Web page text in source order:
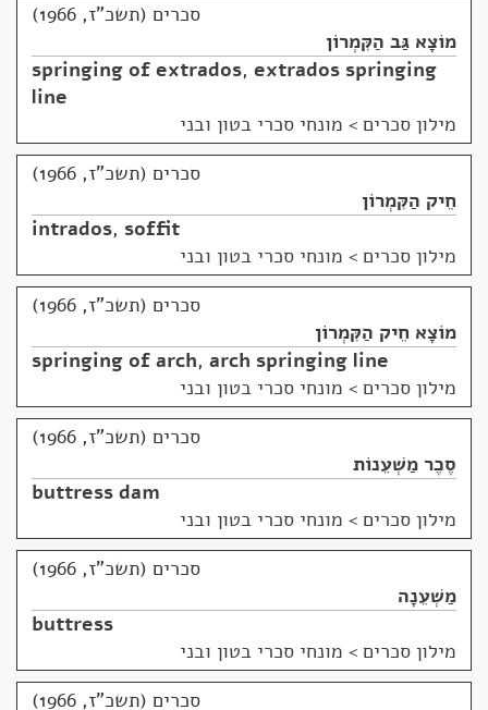
סכרים (תשכ"ז, 1966)
מוֹצָא גַּב הַקִּמְרוֹן
springing of extrados, extrados springing
line
מילון סכרים > מונחי סכרי בטון ובני
סכרים (תשכ"ז, 1966)
חֵיק הַקִּמְרוֹן
intrados, soffit
מילון סכרים > מונחי סכרי בטון ובני
סכרים (תשכ"ז, 1966)
מוֹצָא חֵיק הַקִּמְרוֹן
springing of arch, arch springing line
מילון סכרים > מונחי סכרי בטון ובני
סכרים (תשכ"ז, 1966)
סֶכֶר מַשְׁעֵנוֹת
buttress dam
מילון סכרים > מונחי סכרי בטון ובני
סכרים (תשכ"ז, 1966)
מַשְׁעֵנָה
buttress
מילון סכרים > מונחי סכרי בטון ובני
סכרים (תשכ"ז, 1966)